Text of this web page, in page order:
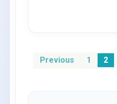
Previous 1 2